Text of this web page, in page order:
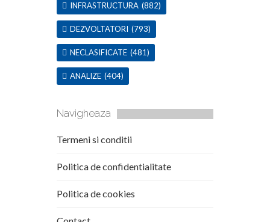
INFRASTRUCTURA (882)
DEZVOLTATORI (793)
NECLASIFICATE (481)
ANALIZE (404)
Navigheaza
Termeni si conditii
Politica de confidentialitate
Politica de cookies